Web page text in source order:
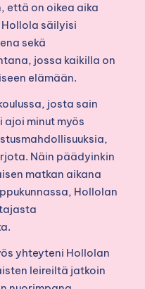
että on oikea aika
säilyisi
sekä
jossa kaikilla on
elämään.
josta sain
minut myös
Näin päädyinkin
matkan aikana
Hollolan
yhteyteni Hollolan
leireiltä jatkoin